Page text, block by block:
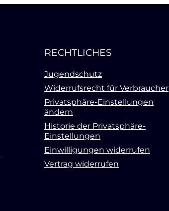
RECHTLICHES
Jugendschutz
Widerrufsrecht für Verbraucher
Privatsphäre-Einstellungen
ändern
Historie der Privatsphäre-
Einstellungen
Einwilligungen widerrufen
Vertrag widerrufen